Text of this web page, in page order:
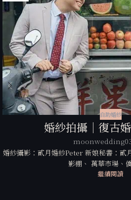
自助婚紗
婚紗拍攝｜復古
婚紗攝影：貳月婚紗Peter 新娘秘書：貳
影棚、 萬華市場、
繼續閱讀